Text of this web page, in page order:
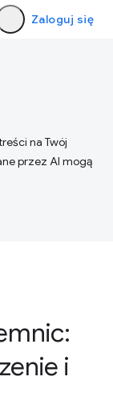
Zaloguj się
na Twój
przez AI mogą
i